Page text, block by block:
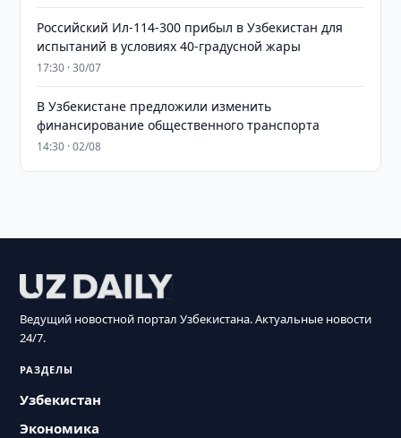
Российский Ил-114-300 прибыл в Узбекистан для
испытаний в условиях 40-градусной жары
17:30 · 30/07
В Узбекистане предложили изменить
финансирование общественного транспорта
14:30 · 02/08
Ведущий новостной портал Узбекистана. Актуальные новости
24/7.
РАЗДЕЛЫ
Узбекистан
Экономика